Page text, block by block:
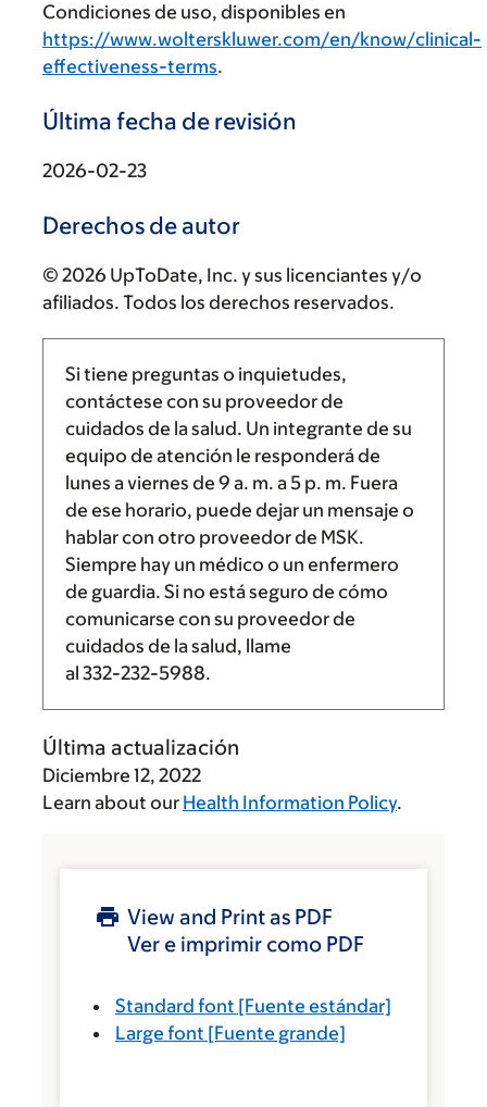
Condiciones de uso, disponibles en
https://www.wolterskluwer.com/en/know/clinical-
effectiveness-terms.
Última fecha de revisión
2026-02-23
Derechos de autor
© 2026 UpToDate, Inc. y sus licenciantes y/o
afiliados. Todos los derechos reservados.
Si tiene preguntas o inquietudes,
contáctese con su proveedor de
cuidados de la salud. Un integrante de su
equipo de atención le responderá de
lunes a viernes de 9 a. m. a5 p. m. Fuera
de ese horario, puede dejar un mensaje o
hablar con otro proveedor de MSK.
Siempre hay un médico o un enfermero
de guardia. Si no está seguro de cómo
comunicarse con su proveedor de
cuidados de la salud, llame
al 332-232-5988.
Última actualización
Diciembre 12, 2022
Learn about our Health Information Policy.
View and Print as PDF
Ver e imprimir como PDF
Standard font [Fuente estándar]
Large font [Fuente grande]